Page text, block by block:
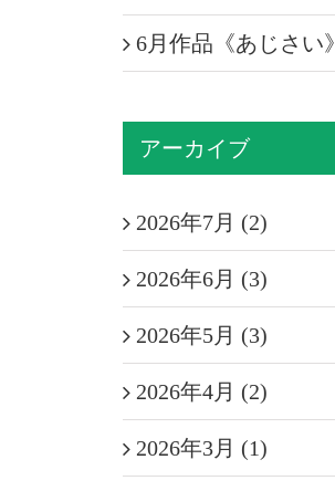
6月作品《あじさい》
アーカイブ
2026年7月 (2)
2026年6月 (3)
2026年5月 (3)
2026年4月 (2)
2026年3月 (1)